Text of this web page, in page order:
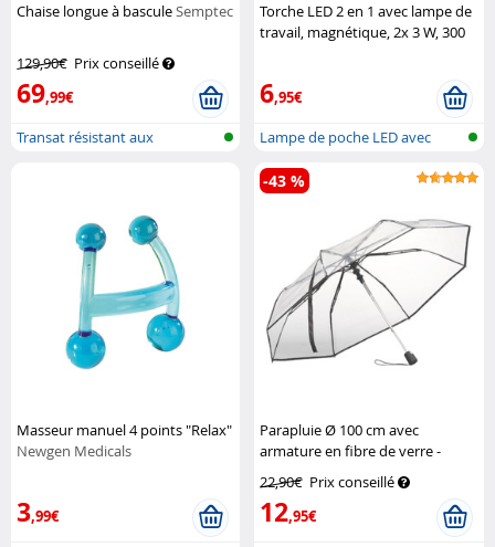
Chaise longue à basculeSemptec
129,90€ Prix conseillé
69,99€
Transat résistant aux
Torche LED 2 en 1 avec lampe de
travail, magnétique, 2x 3 W, 300
6,95€
Lampe de poche LED avec
lampe de tr...
Masseur manuel 4 points "Relax"
Newgen Medicals
3,99€
Parapluie Ø 100 cm avec
armature en fibre de verre -
22,90€ Prix conseillé
12,95€
-43 %